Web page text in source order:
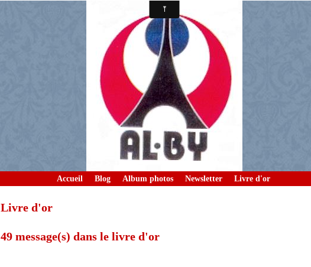
Accueil Blog Album photos Newsletter Livre d'or
Livre d'or
49 message(s) dans le livre d'or